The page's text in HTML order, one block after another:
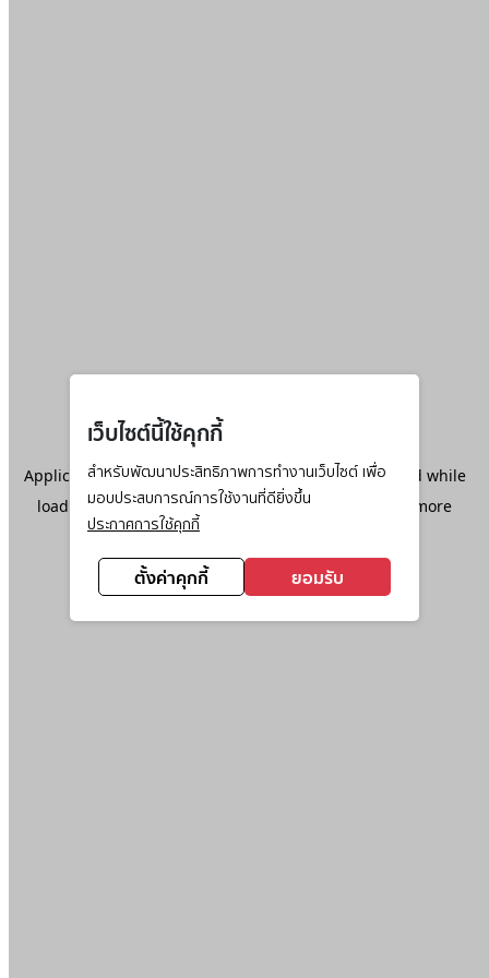
เว็บไซต์นี้ใช้คุกกี้
สำหรับพัฒนาประสิทธิภาพการทำงานเว็บไซต์ เพื่อ
มอบประสบการณ์การใช้งานที่ดียิ่งขึ้น
ประกาศการใช้คุกกี้
ตั้งค่าคุกกี้ ยอมรับ
Application error: aclient-side exception has occurred while
loadingwww.ktc.co.th(see the browser console
for more
information).